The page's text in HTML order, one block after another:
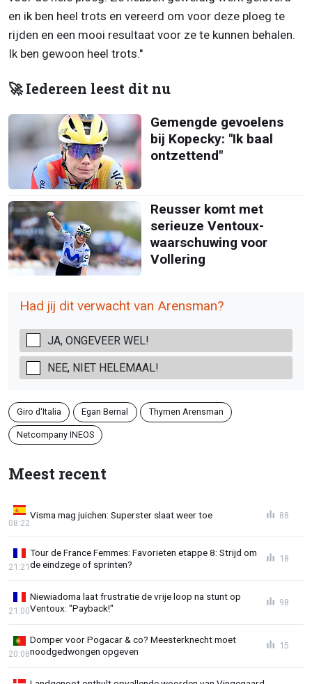
en ik ben heel trots en vereerd om voor deze ploeg te
rijden en een mooi resultaat voor ze te kunnen behalen.
Ik ben gewoon heel trots.''
🚀 Iedereen leest dit nu
Gemengde gevoelens
bij Kopecky: "Ik baal
ontzettend"
Reusser komt met
serieuze Ventoux-
waarschuwing voor
Vollering
Had jij dit verwacht van Arensman?
JA, ONGEVEER WEL!
NEE, NIET HELEMAAL!
Giro d'Italia Egan Bernal Thymen Arensman
Netcompany INEOS
Meest recent
Visma mag juichen: Superster slaat weer toe
08:22
88
Tour de France Femmes: Favorieten etappe 8: Strijd om
de eindzege of sprinten?
21:21
18
Niewiadoma laat frustratie de vrije loop na stunt op
Ventoux: "Payback!"
21:00
98
Domper voor Pogacar & co? Meesterknecht moet
noodgedwongen opgeven
20:08
15